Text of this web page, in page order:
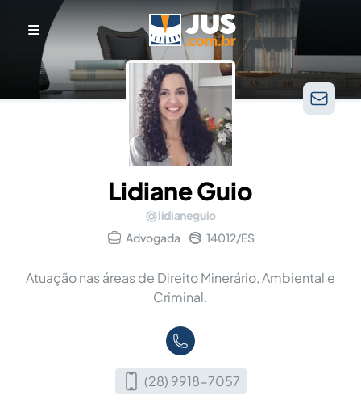
Lidiane Guio
lidianeguio
Advogada
14012/ES
Atuação nas áreas de Direito Minerário, Ambiental e
Criminal.
(28) 9918-7057